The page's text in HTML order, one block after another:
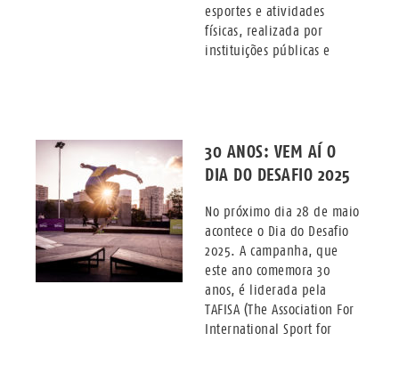
esportes e atividades
físicas, realizada por
instituições públicas e
30 ANOS: VEM AÍ O
DIA DO DESAFIO 2025
No próximo dia 28 de maio
acontece o Dia do Desafio
2025. A campanha, que
este ano comemora 30
anos, é liderada pela
TAFISA (The Association For
International Sport for